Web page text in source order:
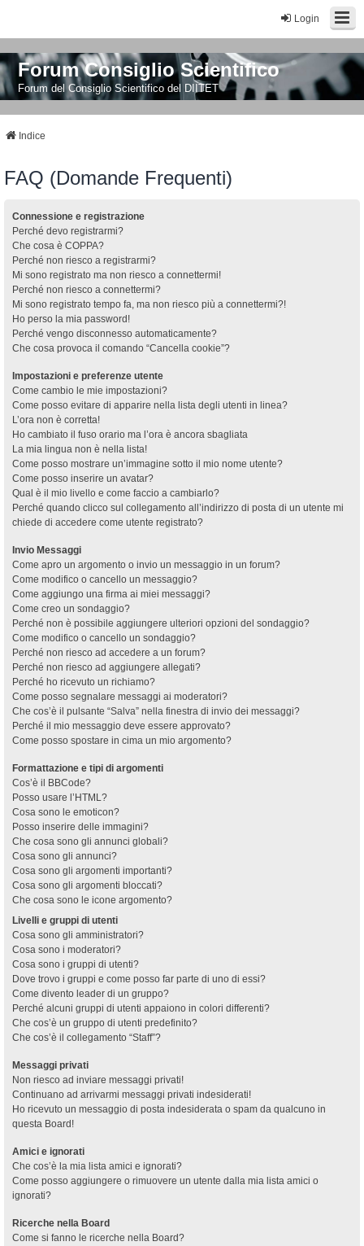
Login
Forum Consiglio Scientifico
Forum del Consiglio Scientifico del DIITET
Indice
FAQ (Domande Frequenti)
Connessione e registrazione
Perché devo registrarmi?
Che cosa è COPPA?
Perché non riesco a registrarmi?
Mi sono registrato ma non riesco a connettermi!
Perché non riesco a connettermi?
Mi sono registrato tempo fa, ma non riesco più a connettermi?!
Ho perso la mia password!
Perché vengo disconnesso automaticamente?
Che cosa provoca il comando “Cancella cookie”?
Impostazioni e preferenze utente
Come cambio le mie impostazioni?
Come posso evitare di apparire nella lista degli utenti in linea?
L’ora non è corretta!
Ho cambiato il fuso orario ma l’ora è ancora sbagliata
La mia lingua non è nella lista!
Come posso mostrare un’immagine sotto il mio nome utente?
Come posso inserire un avatar?
Qual è il mio livello e come faccio a cambiarlo?
Perché quando clicco sul collegamento all’indirizzo di posta di un utente mi
chiede di accedere come utente registrato?
Invio Messaggi
Come apro un argomento o invio un messaggio in un forum?
Come modifico o cancello un messaggio?
Come aggiungo una firma ai miei messaggi?
Come creo un sondaggio?
Perché non è possibile aggiungere ulteriori opzioni del sondaggio?
Come modifico o cancello un sondaggio?
Perché non riesco ad accedere a un forum?
Perché non riesco ad aggiungere allegati?
Perché ho ricevuto un richiamo?
Come posso segnalare messaggi ai moderatori?
Che cos’è il pulsante “Salva” nella finestra di invio dei messaggi?
Perché il mio messaggio deve essere approvato?
Come posso spostare in cima un mio argomento?
Formattazione e tipi di argomenti
Cos’è il BBCode?
Posso usare l’HTML?
Cosa sono le emoticon?
Posso inserire delle immagini?
Che cosa sono gli annunci globali?
Cosa sono gli annunci?
Cosa sono gli argomenti importanti?
Cosa sono gli argomenti bloccati?
Che cosa sono le icone argomento?
Livelli e gruppi di utenti
Cosa sono gli amministratori?
Cosa sono i moderatori?
Cosa sono i gruppi di utenti?
Dove trovo i gruppi e come posso far parte di uno di essi?
Come divento leader di un gruppo?
Perché alcuni gruppi di utenti appaiono in colori differenti?
Che cos’è un gruppo di utenti predefinito?
Che cos’è il collegamento “Staff”?
Messaggi privati
Non riesco ad inviare messaggi privati!
Continuano ad arrivarmi messaggi privati indesiderati!
Ho ricevuto un messaggio di posta indesiderata o spam da qualcuno in
questa Board!
Amici e ignorati
Che cos’è la mia lista amici e ignorati?
Come posso aggiungere o rimuovere un utente dalla mia lista amici o
ignorati?
Ricerche nella Board
Come si fanno le ricerche nella Board?